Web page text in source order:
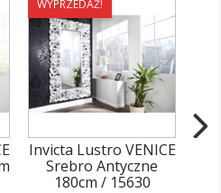
WYPRZEDAŻ!
Invicta Lustro VENICE
Srebro Antyczne
180cm / 15630